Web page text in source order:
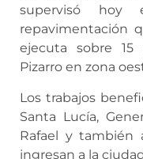
supervisó
repavimentación
ejecuta sobre 15
Pizarro en zona
Los trabajos
Santa Lucía,
Rafael y también
ingresan a la